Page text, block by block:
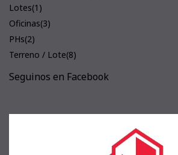
Lotes(1)
Oficinas(3)
PHs(2)
Terreno / Lote(8)
Seguinos en Facebook